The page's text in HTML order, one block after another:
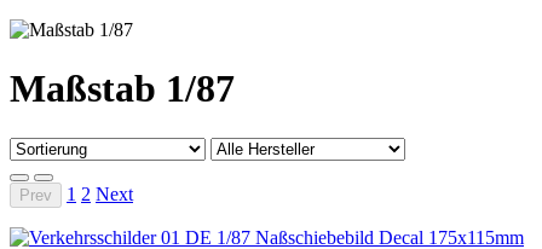
Maßstab 1/87
Prev 1 2 Next